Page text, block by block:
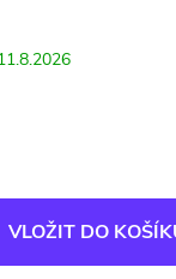
VLOŽIT DO